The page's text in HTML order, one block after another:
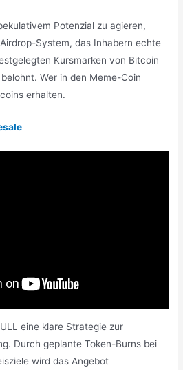
Potenzial zu agieren,
System, das Inhabern echte
Kursmarken von Bitcoin
Wer in den Meme-Coin
erhalten.
eine klare Strategie zur
Durch geplante Token-Burns bei
wird das Angebot